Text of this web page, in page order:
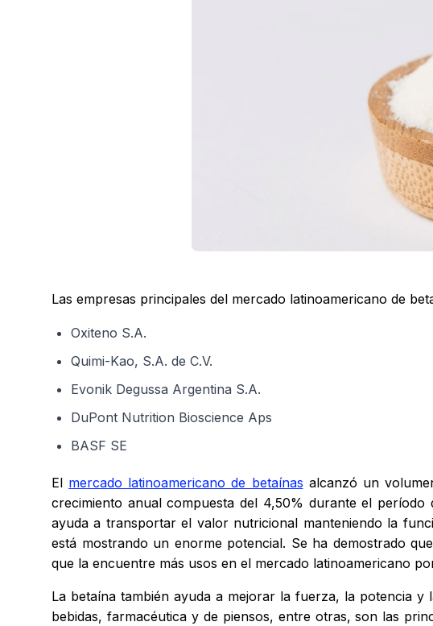
Las empresas principales del mercado latinoamericano de
Oxiteno S.A.
Quimi-Kao, S.A. de C.V.
Evonik Degussa Argentina S.A.
DuPont Nutrition Bioscience Aps
BASF SE
El mercado latinoamericano de betaínas alcanzó un
crecimiento anual compuesta del 4,50% durante el
ayuda a transportar el valor nutricional manteniendo la
está mostrando un enorme potencial. Se ha demostrado
que la encuentre más usos en el mercado latinoamericano
La betaína también ayuda a mejorar la fuerza, la potencia
bebidas, farmacéutica y de piensos, entre otras, son las